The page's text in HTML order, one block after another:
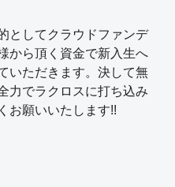
としてクラウドファンデ
から頂く資金で新入生へ
いただきます。決して無
力でラクロスに打ち込み
お願いいたします!!